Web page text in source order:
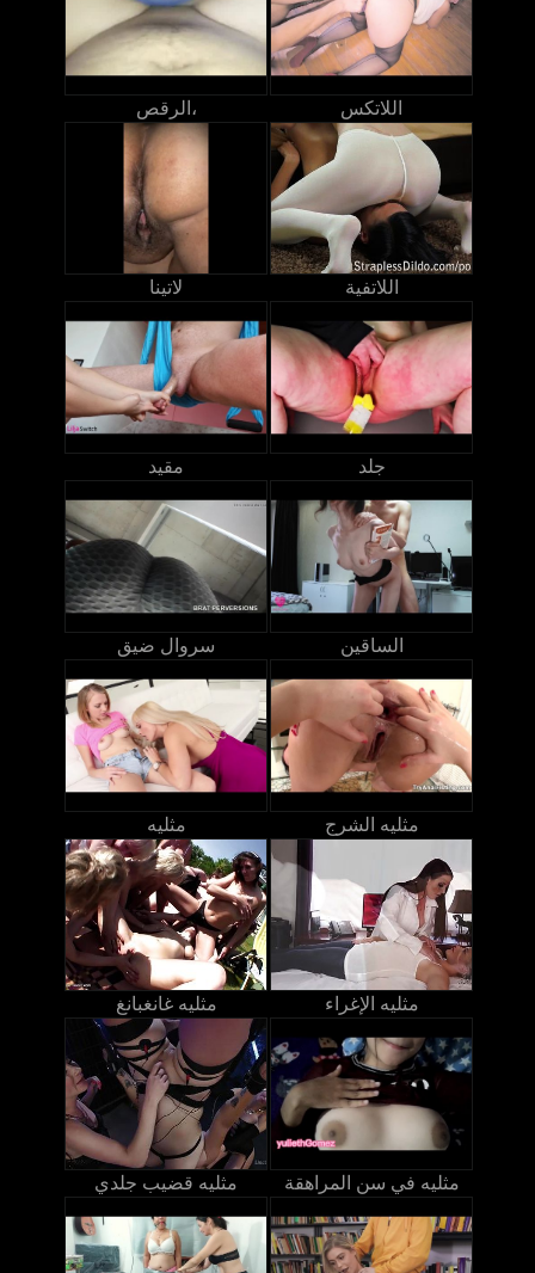
الرقص، اللاتكس
لاتينا اللاتفية
مقيد جلد
سروال ضيق الساقين
مثليه مثليه الشرج
مثليه غانغبانغ مثليه الإغراء
مثليه قضيب جلدي مثليه في سن المراهقة